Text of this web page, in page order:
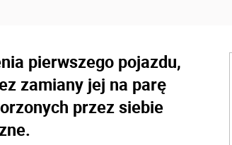
pierwszego pojazdu,
zamiany jej na parę
przez siebie